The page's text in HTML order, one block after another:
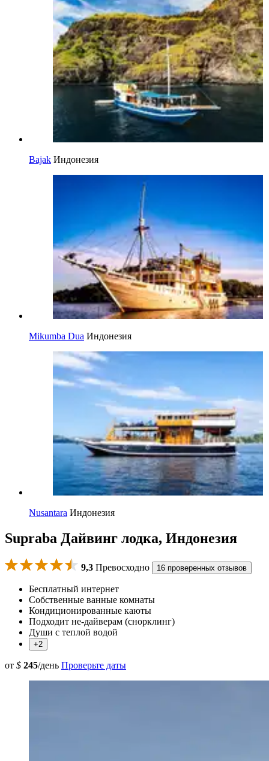
Bajak Индонезия
Mikumba Dua Индонезия
Nusantara Индонезия
Supraba Дайвинг лодка, Индонезия
9,3 Превосходно 16 проверенных отзывов
Бесплатный интернет
Собственные ванные комнаты
Кондиционированные каюты
Подходит не-дайверам (снорклинг)
Души с теплой водой
+2
от $ 245/день Проверьте даты